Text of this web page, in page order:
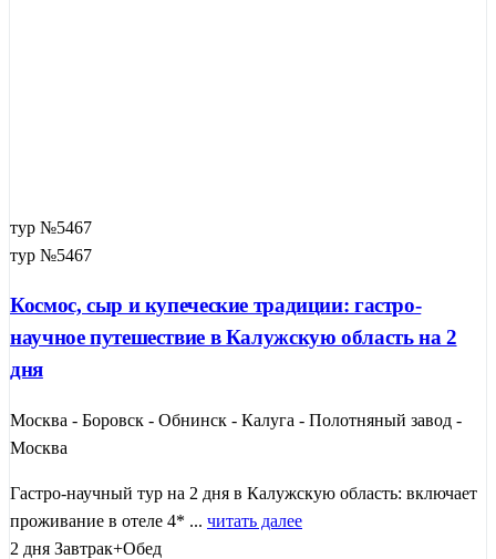
тур №5467
тур №5467
Космос, сыр и купеческие традиции: гастро-
научное путешествие в Калужскую область на 2
дня
Москва - Боровск - Обнинск - Калуга - Полотняный завод -
Москва
Гастро-научный тур на 2 дня в Калужскую область: включает
проживание в отеле 4* ... читать далее
2 дня Завтрак+Обед